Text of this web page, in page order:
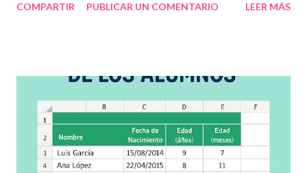
infantil , y promover la convivencia escolar armónica . Desde el
actividades educativas que podrás aplicar fácilmente en tu
grupo, desde preescolar hasta sexto grado de primaria. 🧠
Objetivos clave de la jornada Promover entornos seguros y
afectivos dentro de la comunidad escolar Sensibilizar sobre el
COMPARTIR PUBLICAR UN COMENTARIO LEER MÁS